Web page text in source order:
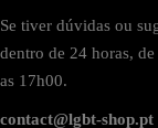
Se tiver dúvidas ou
dentro de 24 horas,
as 17h00.
contact@lgbt-shop.pt